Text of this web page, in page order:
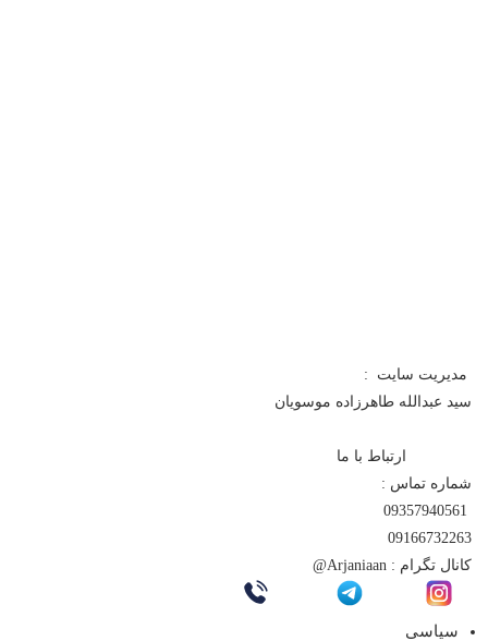
مدیریت سایت :
سید عبدالله طاهرزاده موسویان
ارتباط با ما
شماره تماس :
09166732263
کانال تگرام : Arjaniaan@
سیاسی